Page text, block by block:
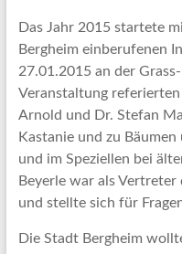
Das Jahr 2015 startete
Bergheim einberufenen
27.01.2015 an der
Veranstaltung
Arnold und Dr. Stefan
Kastanie und zu
und im Speziellen bei
Beyerle war als
und stellte sich für
Die Stadt Bergheim